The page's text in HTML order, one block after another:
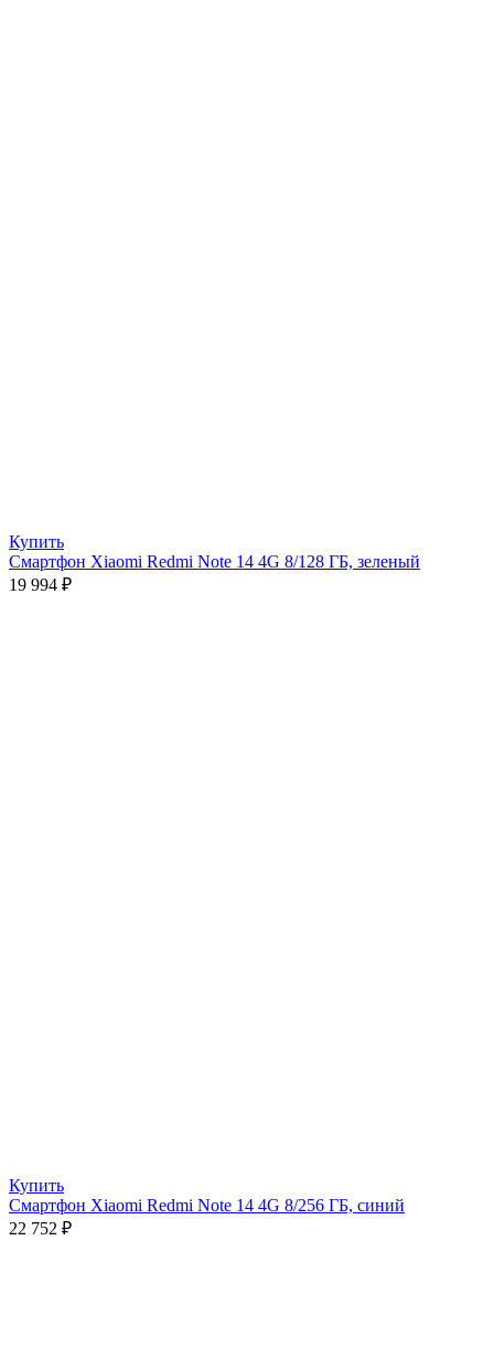
Купить
Смартфон Xiaomi Redmi Note 14 4G 8/128 ГБ, зеленый
19 994 ₽
Купить
Смартфон Xiaomi Redmi Note 14 4G 8/256 ГБ, синий
22 752 ₽